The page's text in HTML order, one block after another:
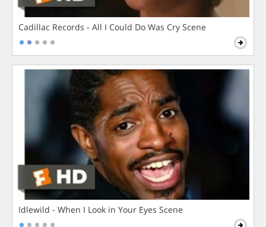
Cadillac Records - All I Could Do Was Cry Scene
Idlewild - When I Look in Your Eyes Scene